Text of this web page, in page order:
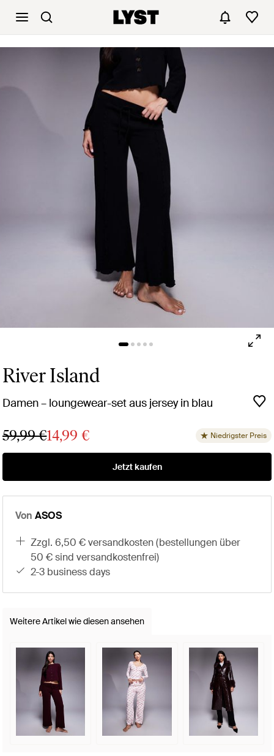
River Island
Damen – loungewear-set aus jersey in blau
59,99 €14,99 € Niedrigster Preis
Jetzt kaufen
Von ASOS
zzgl. 6,50 € versandkosten (bestellungen über
50 € sind versandkostenfrei)
2-3 business days
Weitere Artikel wie diesen ansehen